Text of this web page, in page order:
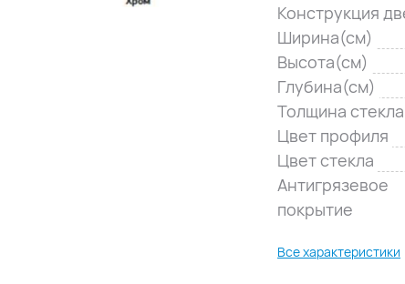
Конструкция
Ширина(см)
Высота(см)
Глубина(см)
Толщина
Цвет профиля
Цвет стекла
Антигрязевое
покрытие
Все характеристики